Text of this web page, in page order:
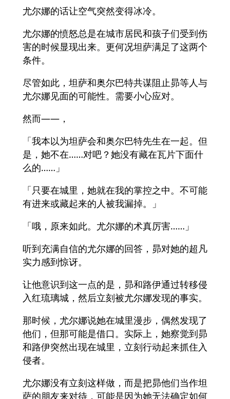
尤尔娜的话让空气突然变得冰冷。
尤尔娜的愤怒总是在城市居民和孩子们受到伤
害的时候显现出来。更何况坦萨满足了这两个
条件。
尽管如此，坦萨和奥尔巴特共谋阻止昴等人与
尤尔娜见面的可能性。需要小心应对。
然而——，
「我本以为坦萨会和奥尔巴特先生在一起。但
是，她不在……对吧？她没有藏在瓦片下面什
么的……」
「只要在城里，她就在我的掌控之中。不可能
有进来或藏起来的人被我漏掉。」
「哦，原来如此。尤尔娜的术真厉害……」
听到充满自信的尤尔娜的回答，昴对她的超凡
实力感到惊讶。
让他意识到这一点的是，昴和路伊通过转移侵
入红琉璃城，然后立刻被尤尔娜发现的事实。
那时候，尤尔娜说她在城里漫步，偶然发现了
他们，但那可能是借口。实际上，她察觉到昴
和路伊突然出现在城里，立刻行动起来抓住入
侵者。
尤尔娜没有立刻这样做，而是把昴他们当作坦
萨的朋友来对待，可能是因为她无法确定如何